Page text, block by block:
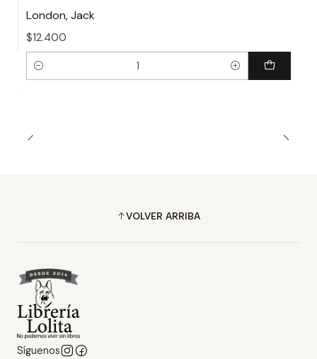
London, Jack
$12.400
Cantidad
VOLVER ARRIBA
Síguenos